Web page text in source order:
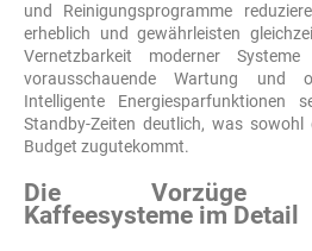
und Reinigungsprogramme
erheblich und gewährleisten
Vernetzbarkeit moderner
vorausschauende Wartung und
Intelligente Energiesparfunktionen
Standby-Zeiten deutlich, was
Budget zugutekommt.
Die Vorzüge
Kaffeesysteme im Detail